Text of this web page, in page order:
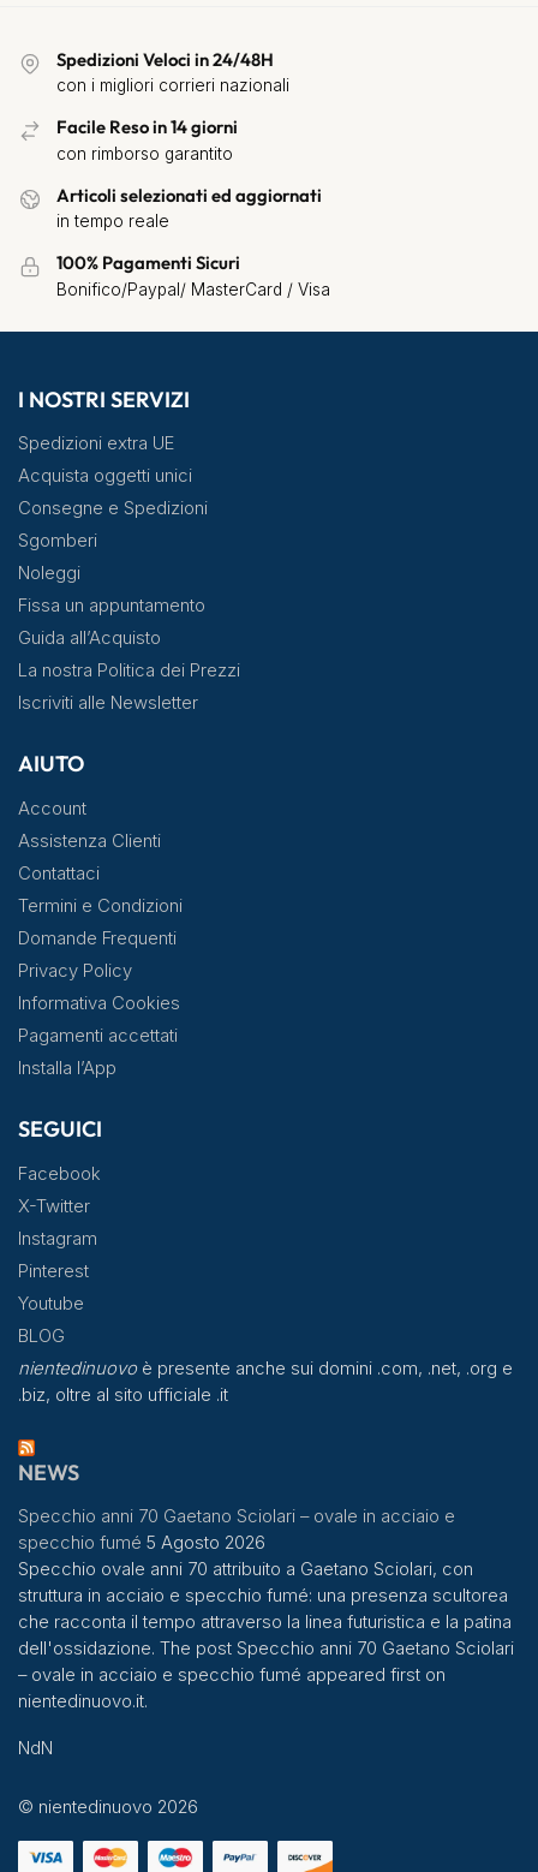
Spedizioni Veloci in 24/48H
con i migliori corrieri nazionali
Facile Reso in 14 giorni
con rimborso garantito
Articoli selezionati ed aggiornati
in tempo reale
100% Pagamenti Sicuri
Bonifico/Paypal/ MasterCard / Visa
I NOSTRI SERVIZI
Spedizioni extra UE
Acquista oggetti unici
Consegne e Spedizioni
Sgomberi
Noleggi
Fissa un appuntamento
Guida all’Acquisto
La nostra Politica dei Prezzi
Iscriviti alle Newsletter
AIUTO
Account
Assistenza Clienti
Contattaci
Termini e Condizioni
Domande Frequenti
Privacy Policy
Informativa Cookies
Pagamenti accettati
Installa l’App
SEGUICI
Facebook
X-Twitter
Instagram
Pinterest
Youtube
BLOG
nientedinuovoè presente anche sui domini .com, .net, .org e
.biz, oltre al sito ufficiale .it
NEWS
Specchio anni 70 Gaetano Sciolari – ovale in acciaio e
specchio fumé 5 Agosto 2026
Specchio ovale anni 70 attribuito a Gaetano Sciolari, con
struttura in acciaio e specchio fumé: una presenza scultorea
che racconta il tempo attraverso la linea futuristica e la patina
dell'ossidazione. The post Specchio anni 70 Gaetano Sciolari
– ovale in acciaio e specchio fumé appeared first on
nientedinuovo.it.
NdN
© nientedinuovo 2026